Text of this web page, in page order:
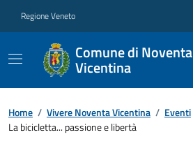
Regione Veneto
Comune di Noventa
Vicentina
Home / Vivere Noventa Vicentina / Eventi
La bicicletta... passione e libertà